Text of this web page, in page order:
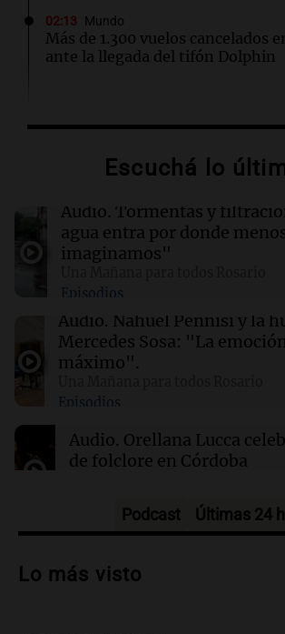
02:13 Mundo
Más de 1.300 vuelos cancelados
ante la llegada del tifón Dolphin
Airbnb acelera el lanzamiento
búsqueda
El Pentágono solicita a la
un aumento en la producción de
01:31 Ciencia
Reducir alimentos dulces no
antojos ni mejora la salud,
01:29 Mundo
El lago Mead alcanza su nivel
años, evidenciando la crisis
Escuchá lo
Audio. Tormentas y
agua entra por donde
imaginamos"
Episodios
Audio. Nahuel Pennisi y la
Mercedes Sosa: "La
máximo".
Episodios
Audio. Orellana Lucca
de folclore en Córdoba
Audio.Trágico accidente en
vehículos desde un puente
Podcast Últimas 24 h
Lo más visto